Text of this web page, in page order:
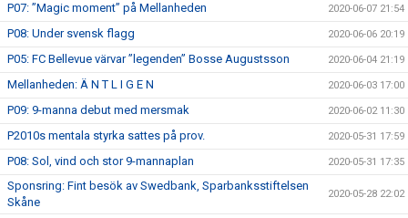
P07: ”Magic moment” på Mellanheden 2020-06-07 21:54
P08: Under svensk flagg 2020-06-06 20:19
P05: FC Bellevue värvar ”legenden” Bosse Augustsson 2020-06-04 21:19
Mellanheden: Ä N T L I G E N 2020-06-03 17:00
P09: 9-manna debut med mersmak 2020-06-02 11:30
P2010s mentala styrka sattes på prov. 2020-05-31 17:59
P08: Sol, vind och stor 9-mannaplan 2020-05-31 17:35
Sponsring: Fint besök av Swedbank, Sparbanksstiftelsen
Skåne
2020-05-28 22:02